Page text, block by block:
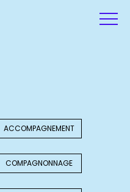
ACCOMPAGNEMENT
COMPAGNONNAGE